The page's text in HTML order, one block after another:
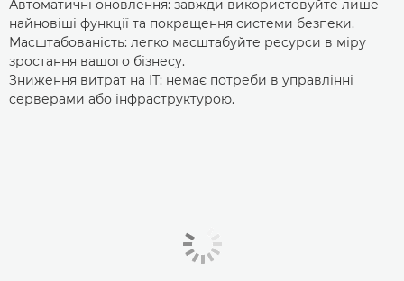
Автоматичні оновлення: завжди використовуйте лише
найновіші функції та покращення системи безпеки.
Масштабованість: легко масштабуйте ресурси в міру
зростання вашого бізнесу.
Зниження витрат на ІТ: немає потреби в управлінні
серверами або інфраструктурою.